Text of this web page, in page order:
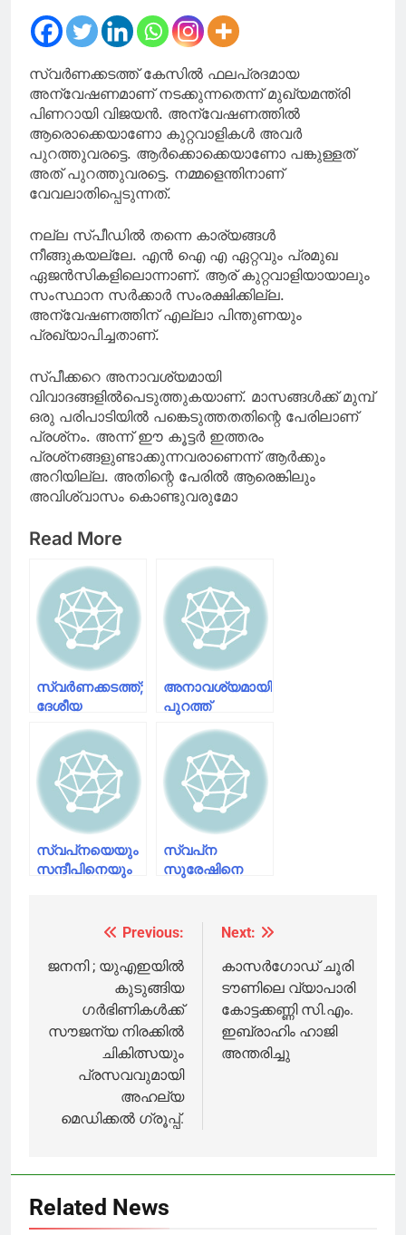
എംഎൽഎ
സ്വര്‍ണക്കടത്ത് കേസില്‍ ഫലപ്രദമായ
അന്വേഷണമാണ് നടക്കുന്നതെന്ന് മുഖ്യമന്ത്രി
പിണറായി വിജയന്‍. അന്വേഷണത്തില്‍
ആരൊക്കെയാണോ കുറ്റവാളികള്‍ അവര്‍
പുറത്തുവരട്ടെ. ആര്‍ക്കൊക്കെയാണോ പങ്കുള്ളത്
അത് പുറത്തുവരട്ടെ. നമ്മളെന്തിനാണ്
വേവലാതിപ്പെടുന്നത്.
നല്ല സ്പീഡില്‍ തന്നെ കാര്യങ്ങള്‍
നീങ്ങുകയല്ലേ. എന്‍ ഐ എ ഏറ്റവും പ്രമുഖ
ഏജന്‍സികളിലൊന്നാണ്. ആര് കുറ്റവാളിയായാലും
സംസ്ഥാന സര്‍ക്കാര്‍ സംരക്ഷിക്കില്ല.
അന്വേഷണത്തിന് എല്ലാ പിന്തുണയും
പ്രഖ്യാപിച്ചതാണ്.
സ്പീക്കറെ അനാവശ്യമായി
വിവാദങ്ങളില്‍പെടുത്തുകയാണ്. മാസങ്ങള്‍ക്ക് മുമ്പ്
ഒരു പരിപാടിയില്‍ പങ്കെടുത്തതതിന്റെ പേരിലാണ്
പ്രശ്‌നം. അന്ന് ഈ കൂട്ടര്‍ ഇത്തരം
പ്രശ്‌നങ്ങളുണ്ടാക്കുന്നവരാണെന്ന് ആര്‍ക്കും
അറിയില്ല. അതിന്റെ പേരില്‍ ആരെങ്കിലും
അവിശ്വാസം കൊണ്ടുവരുമോ
Read More
സ്വര്‍ണക്കടത്ത്;
ദേശീയ
ഏജന്‍സികള്‍
അന്വേഷിച്ചേക്കും;
നിലപാട്
വിദേശകാര്യ
മന്ത്രാലയം
ആഭ്യന്തരമന്ത്രാലയത്തെ
അറിയിക്കും
അനാവശ്യമായി
പുറത്ത്
ഇറങ്ങുന്നവർക്കെതിരെ
ഇനി മുതൽ
കടുത്ത നടപടി:
മുഖ്യമന്ത്രി
സ്വപ്‌നയെയും
സന്ദീപിനെയും
കസ്റ്റഡിയില്‍
ബാഗ്
പരിശോധിക്കണമെന്നും
അന്വേഷണ
സ്വപ്‌ന
സുരേഷിനെ
അറിവോടെയല്ലെന്ന്
navigation
Previous:
ജനനി ; യുഎഇയിൽ
കുടുങ്ങിയ
ഗർഭിണികൾക്ക്
സൗജന്യ നിരക്കിൽ
ചികിത്സയും
പ്രസവവുമായി
അഹല്യ
മെഡിക്കൽ ഗ്രൂപ്പ്.
Next:
കാസർഗോഡ് ചൂരി
ടൗണിലെ വ്യാപാരി
കോട്ടക്കണ്ണി സി.എം.
ഇബ്രാഹിം ഹാജി
അന്തരിച്ചു
Related News